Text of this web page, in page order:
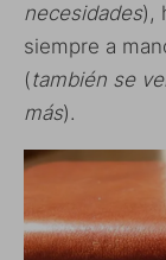
necesidades),
siempre a
(también se
más).